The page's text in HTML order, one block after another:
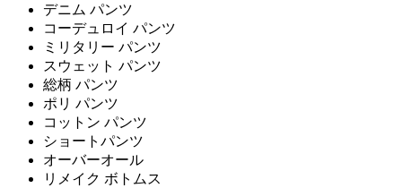
デニム パンツ
コーデュロイ パンツ
ミリタリー パンツ
スウェット パンツ
総柄 パンツ
ポリ パンツ
コットン パンツ
ショートパンツ
オーバーオール
リメイク ボトムス